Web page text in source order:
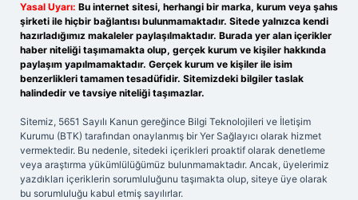
Yasal Uyarı: Bu internet sitesi, herhangi bir marka, kurum veya şahıs
şirketi ile hiçbir bağlantısı bulunmamaktadır. Sitede yalnızca kendi
hazırladığımız makaleler paylaşılmaktadır. Burada yer alan içerikler
haber niteliği taşımamakta olup, gerçek kurum ve kişiler hakkında
paylaşım yapılmamaktadır. Gerçek kurum ve kişiler ile isim
benzerlikleri tamamen tesadüfidir. Sitemizdeki bilgiler taslak
halindedir ve tavsiye niteliği taşımazlar.
Sitemiz, 5651 Sayılı Kanun gereğince Bilgi Teknolojileri ve İletişim
Kurumu (BTK) tarafından onaylanmış bir Yer Sağlayıcı olarak hizmet
vermektedir. Bu nedenle, sitedeki içerikleri proaktif olarak denetleme
veya araştırma yükümlülüğümüz bulunmamaktadır. Ancak, üyelerimiz
yazdıkları içeriklerin sorumluluğunu taşımakta olup, siteye üye olarak
bu sorumluluğu kabul etmiş sayılırlar.